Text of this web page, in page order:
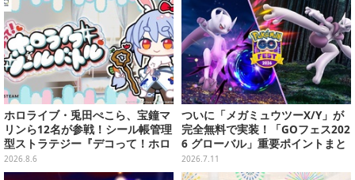
ホロライブ・兎田ぺこら、宝鐘マ
リンら12名が参戦！シール帳管理
型ストラテジー『デコって！ホロ
ライブシールバトル』Steamスト
アページ公開
2026.8.6
ついに「メガミュウツーX/Y」が
完全無料で実装！「GOフェス202
6 グローバル」重要ポイントまと
め【ポケモンGO 秋田局】
2026.7.11